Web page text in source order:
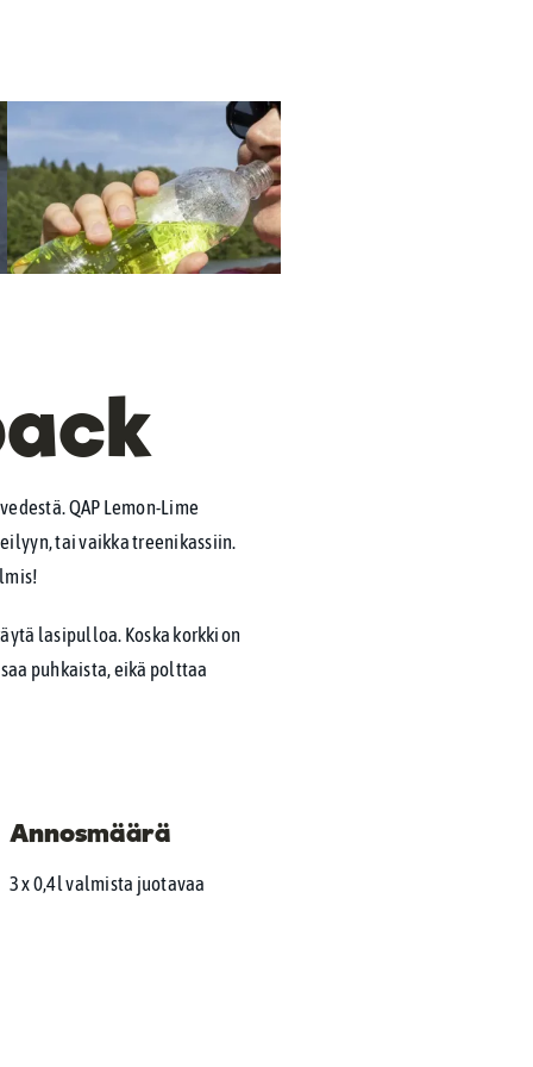
QAP Lemon-Lime
tai vaikka treenikassiin.
lasipulloa. Koska korkki on
puhkaista, eikä polttaa
Annosmäärä
3 x 0,4l valmista juotavaa